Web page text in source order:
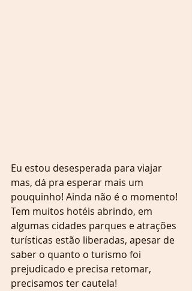
Eu estou desesperada para viajar
mas, dá pra esperar mais um
pouquinho! Ainda não é o momento!
Tem muitos hotéis abrindo, em
algumas cidades parques e atrações
turísticas estão liberadas, apesar de
saber o quanto o turismo foi
prejudicado e precisa retomar,
precisamos ter cautela!